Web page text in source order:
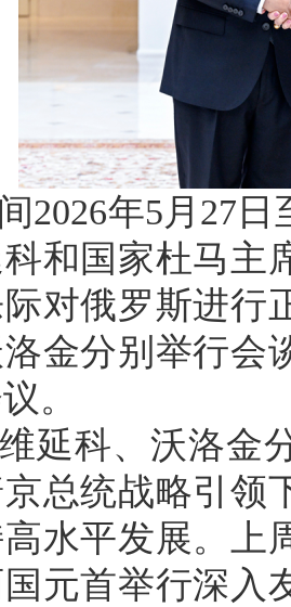
2026年5月27
和国家杜马主
际对俄罗斯进行
金分别举行会
。
延科、沃洛金
总统战略引领
水平发展。上
元首举行深入